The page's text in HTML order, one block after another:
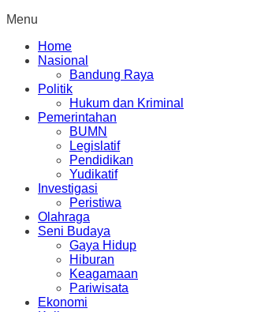
Menu
Home
Nasional
Bandung Raya
Politik
Hukum dan Kriminal
Pemerintahan
BUMN
Legislatif
Pendidikan
Yudikatif
Investigasi
Peristiwa
Olahraga
Seni Budaya
Gaya Hidup
Hiburan
Keagamaan
Pariwisata
Ekonomi